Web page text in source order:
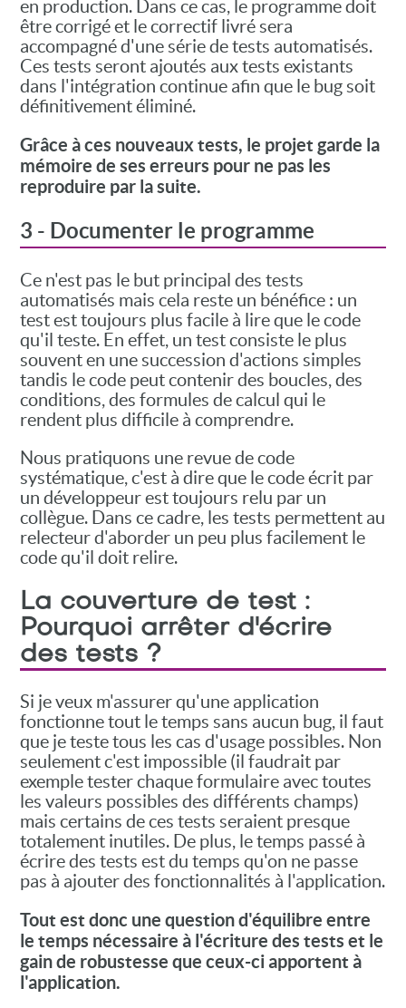
en production. Dans ce cas, le programme doit
être corrigé et le correctif livré sera
accompagné d'une série de tests automatisés.
Ces tests seront ajoutés aux tests existants
dans l'intégration continue afin que le bug soit
définitivement éliminé.
Grâce à ces nouveaux tests, le projet garde la
mémoire de ses erreurs pour ne pas les
reproduire par la suite.
3 - Documenter le programme
Ce n'est pas le but principal des tests
automatisés mais cela reste un bénéfice : un
test est toujours plus facile à lire que le code
qu'il teste. En effet, un test consiste le plus
souvent en une succession d'actions simples
tandis le code peut contenir des boucles, des
conditions, des formules de calcul qui le
rendent plus difficile à comprendre.
Nous pratiquons une revue de code
systématique, c'est à dire que le code écrit par
un développeur est toujours relu par un
collègue. Dans ce cadre, les tests permettent au
relecteur d'aborder un peu plus facilement le
code qu'il doit relire.
La couverture de test :
Pourquoi arrêter d'écrire
des tests ?
Si je veux m'assurer qu'une application
fonctionne tout le temps sans aucun bug, il faut
que je teste tous les cas d'usage possibles. Non
seulement c'est impossible (il faudrait par
exemple tester chaque formulaire avec toutes
les valeurs possibles des différents champs)
mais certains de ces tests seraient presque
totalement inutiles. De plus, le temps passé à
écrire des tests est du temps qu'on ne passe
pas à ajouter des fonctionnalités à l'application.
Tout est donc une question d'équilibre entre
le temps nécessaire à l'écriture des tests et le
gain de robustesse que ceux-ci apportent à
l'application.